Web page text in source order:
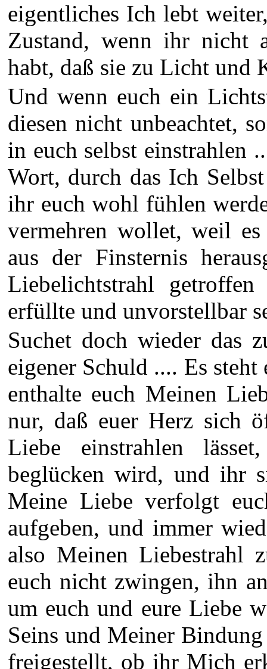
eigentliches Ich lebt
Zustand, wenn ihr nicht
habt, daß sie zu Licht und
Und wenn euch ein
diesen nicht unbeachtet,
in euch selbst einstrahlen
Wort, durch das Ich
ihr euch wohl fühlen
vermehren wollet, weil
aus der Finsternis
Liebelichtstrahl
erfüllte und unvorstellbar
Suchet doch wieder das
eigener Schuld .... Es
enthalte euch Meinen
nur, daß euer Herz sich
Liebe einstrahlen
beglücken wird, und ihr
Meine Liebe verfolgt
aufgeben, und immer
also Meinen Liebestrahl
euch nicht zwingen, ihn
um euch und eure Liebe
Seins und Meiner
freigestellt, ob ihr Mich